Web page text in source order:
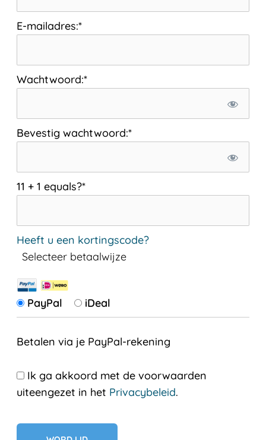
E-mailadres:*
Wachtwoord:*
Bevestig wachtwoord:*
11 + 1 equals?*
Heeft u een kortingscode?
Selecteer betaalwijze
PayPal iDeal
Betalen via je PayPal-rekening
Ik ga akkoord met de voorwaarden
uiteengezet in het Privacybeleid.
Geen val